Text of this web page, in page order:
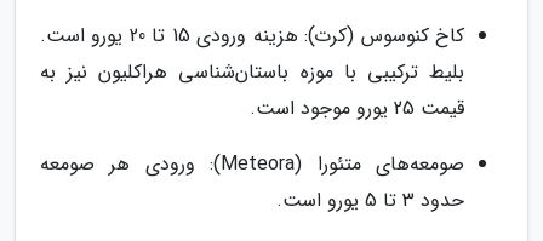
کاخ کنوسوس (کرت): هزینه ورودی 15 تا 20 یورو است.
بلیط ترکیبی با موزه باستان‌شناسی هراکلیون نیز به
قیمت 25 یورو موجود است.
صومعه‌های متئورا (Meteora): ورودی هر صومعه
حدود 3 تا 5 یورو است.